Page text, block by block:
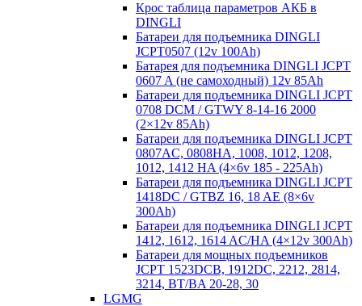
Крос таблица параметров АКБ в
DINGLI
Батареи для подъемника DINGLI
JCPT0507 (12v 100Ah)
Батарея для подъемника DINGLI JCPT
0607 A (не самоходный) 12v 85Ah
Батареи для подъемника DINGLI JCPT
0708 DCM / GTWY 8-14-16 2000
(2×12v 85Ah)
Батареи для подъемника DINGLI JCPT
0807AC, 0808HA, 1008, 1012, 1208,
1012, 1412 HA (4×6v 185 - 225Ah)
Батареи для подъемника DINGLI JCPT
1418DC / GTBZ 16, 18 AE (8×6v
300Ah)
Батареи для подъемника DINGLI JCPT
1412, 1612, 1614 AC/HA (4×12v 300Ah)
Батареи для мощных подъемников
JCPT 1523DCB, 1912DC, 2212, 2814,
3214, BT/BA 20-28, 30
LGMG